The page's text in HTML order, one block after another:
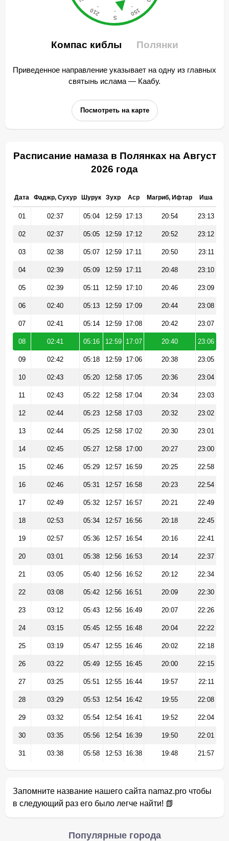
Компас киблы Полянки
Приведенное направление указывает на одну из главных
святынь ислама — Каабу.
Посмотреть на карте
Расписание намаза в Полянках на Август
2026 года
Дата Фаджр, Сухур Шурук Зухр Аср Магриб, Ифтар Иша
01 02:37 05:04 12:59 17:13 20:54 23:13
02 02:37 05:05 12:59 17:12 20:52 23:12
03 02:38 05:07 12:59 17:11 20:50 23:11
04 02:39 05:09 12:59 17:11 20:48 23:10
05 02:39 05:11 12:59 17:10 20:46 23:09
06 02:40 05:13 12:59 17:09 20:44 23:08
07 02:41 05:14 12:59 17:08 20:42 23:07
08 02:41 05:16 12:59 17:07 20:40 23:06
09 02:42 05:18 12:59 17:06 20:38 23:05
10 02:43 05:20 12:58 17:05 20:36 23:04
11 02:43 05:22 12:58 17:04 20:34 23:03
12 02:44 05:23 12:58 17:03 20:32 23:02
13 02:44 05:25 12:58 17:02 20:30 23:01
14 02:45 05:27 12:58 17:00 20:27 23:00
15 02:46 05:29 12:57 16:59 20:25 22:58
16 02:46 05:31 12:57 16:58 20:23 22:54
17 02:49 05:32 12:57 16:57 20:21 22:49
18 02:53 05:34 12:57 16:56 20:18 22:45
19 02:57 05:36 12:57 16:54 20:16 22:41
20 03:01 05:38 12:56 16:53 20:14 22:37
21 03:05 05:40 12:56 16:52 20:12 22:34
22 03:08 05:42 12:56 16:51 20:09 22:30
23 03:12 05:43 12:56 16:49 20:07 22:26
24 03:15 05:45 12:55 16:48 20:04 22:22
25 03:19 05:47 12:55 16:46 20:02 22:18
26 03:22 05:49 12:55 16:45 20:00 22:15
27 03:25 05:51 12:55 16:44 19:57 22:11
28 03:29 05:53 12:54 16:42 19:55 22:08
29 03:32 05:54 12:54 16:41 19:52 22:04
30 03:35 05:56 12:54 16:39 19:50 22:01
31 03:38 05:58 12:53 16:38 19:48 21:57
Запомните название нашего сайта namaz.pro чтобы
в следующий раз его было легче найти! 📗
Популярные города